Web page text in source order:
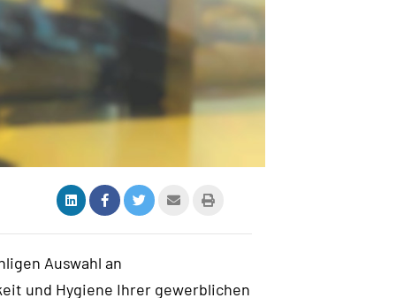
Auswahl an
und Hygiene Ihrer gewerblichen